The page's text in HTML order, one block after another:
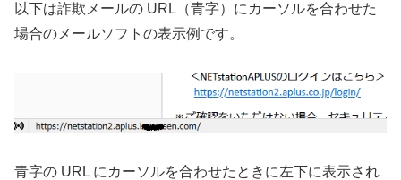
以下は詐欺メールの URL（青字）にカーソルを合わせた
場合のメールソフトの表示例です。
青字の URL にカーソルを合わせたときに左下に表示され